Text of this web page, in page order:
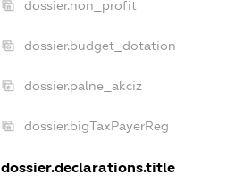
dossier.non_profit
dossier.budget_dotation
dossier.palne_akciz
dossier.bigTaxPayerReg
dossier.declarations.title